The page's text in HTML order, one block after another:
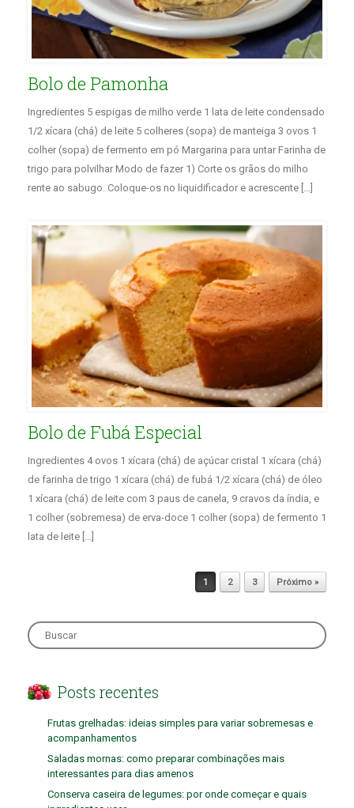
Bolo de Pamonha
Ingredientes 5 espigas de milho verde 1 lata de leite condensado
1/2 xícara (chá) de leite 5 colheres (sopa) de manteiga 3 ovos 1
colher (sopa) de fermento em pó Margarina para untar Farinha de
trigo para polvilhar Modo de fazer 1) Corte os grãos do milho
rente ao sabugo. Coloque-os no liquidificador e acrescente […]
Bolo de Fubá Especial
Ingredientes 4 ovos 1 xícara (chá) de açúcar cristal 1 xícara (chá)
de farinha de trigo 1 xícara (chá) de fubá 1/2 xícara (chá) de óleo
1 xícara (chá) de leite com 3 paus de canela, 9 cravos da índia, e
1 colher (sobremesa) de erva-doce 1 colher (sopa) de fermento 1
lata de leite […]
1 2 3 Próximo »
Search
for:
Posts recentes
Frutas grelhadas: ideias simples para variar sobremesas e
acompanhamentos
Saladas mornas: como preparar combinações mais
interessantes para dias amenos
Conserva caseira de legumes: por onde começar e quais